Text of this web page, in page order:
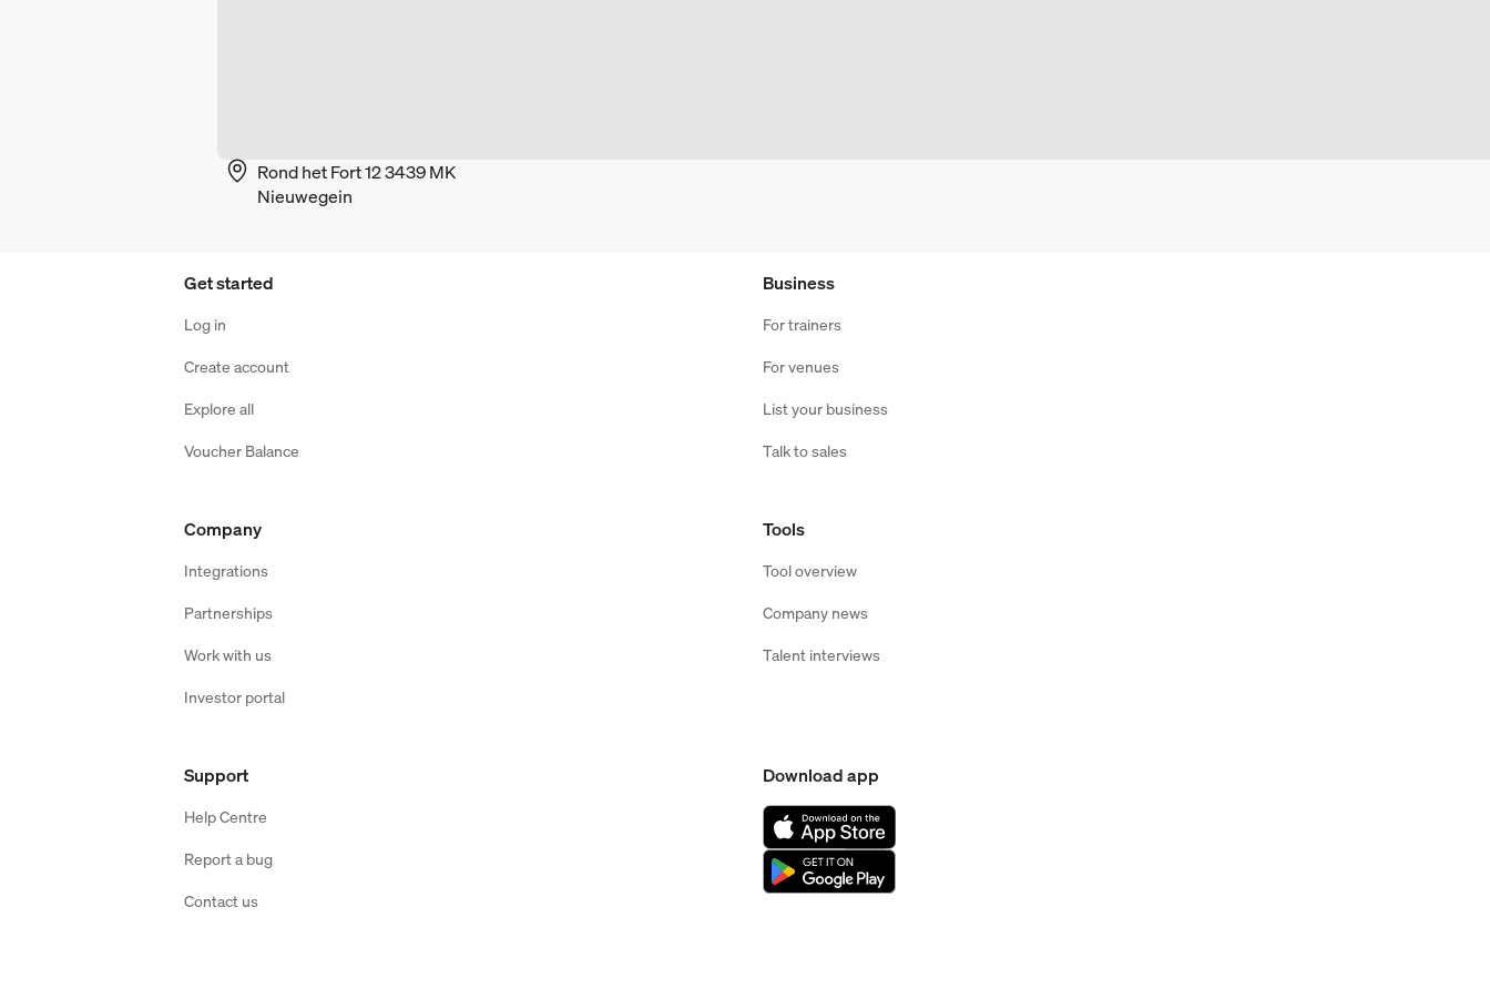
Rond het Fort 12 3439 MK
Nieuwegein
Get started
Log in
Create account
Explore all
Voucher Balance
Business
For trainers
For venues
List your business
Talk to sales
Company
Integrations
Partnerships
Work with us
Investor portal
Tools
Tool overview
Company news
Talent interviews
Support
Help Centre
Report a bug
Contact us
Download app